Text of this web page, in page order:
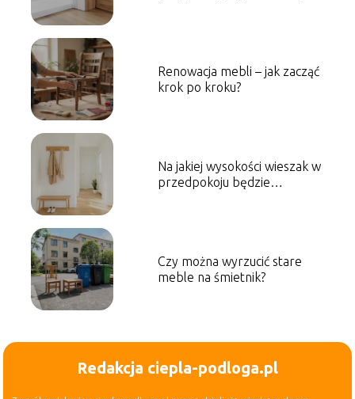
Renowacja mebli – jak zacząć
krok po kroku?
Na jakiej wysokości wieszak w
przedpokoju będzie
Czy można wyrzucić stare
meble na śmietnik?
Redakcja ciepla-podloga.pl